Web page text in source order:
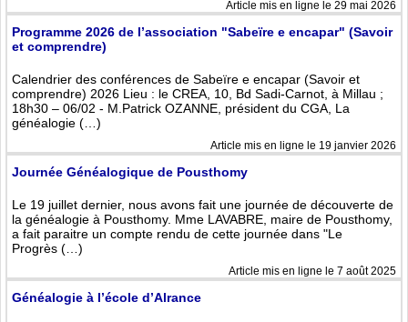
Article mis en ligne le 29 mai 2026
Programme 2026 de l’association "Sabeïre e encapar" (Savoir
et comprendre)
Calendrier des conférences de Sabeïre e encapar (Savoir et
comprendre) 2026 Lieu : le CREA, 10, Bd Sadi-Carnot, à Millau ;
18h30 – 06/02 - M.Patrick OZANNE, président du CGA, La
généalogie (…)
Article mis en ligne le 19 janvier 2026
Journée Généalogique de Pousthomy
Le 19 juillet dernier, nous avons fait une journée de découverte de
la généalogie à Pousthomy. Mme LAVABRE, maire de Pousthomy,
a fait paraitre un compte rendu de cette journée dans "Le
Progrès (…)
Article mis en ligne le 7 août 2025
Généalogie à l’école d’Alrance